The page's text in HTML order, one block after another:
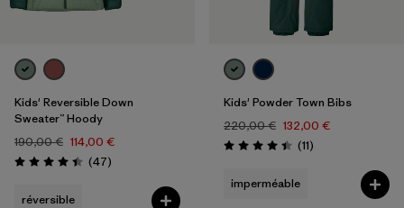
Kids' Reversible Down
Sweater™ Hoody
190,00 € 114,00 €
Évaluation: 4.4 / 5
(47Avis
)
réversible
Kids' Powder Town Bibs
220,00 € 132,00 €
Évaluation: 4.5 / 5
(11Avis
)
imperméable